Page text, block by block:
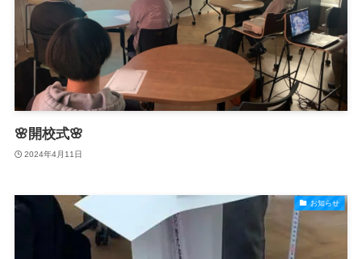
🌸開校式🌸
2024年4月11日
お知らせ